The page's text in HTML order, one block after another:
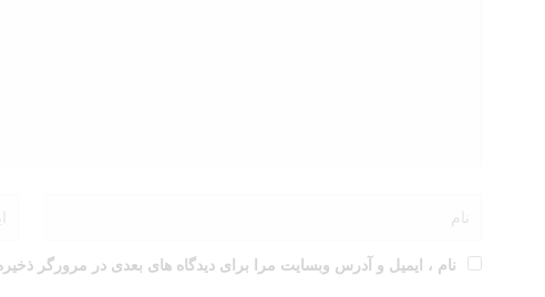
نام ، ایمیل و آدرس وبسایت مرا برای دیدگاه های بعدی در مرورگر